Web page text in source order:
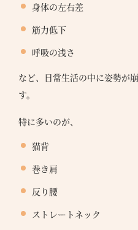
身体の左右差
筋力低下
呼吸の浅さ
など、日常生活の中に姿勢が
す。
特に多いのが、
猫背
巻き肩
反り腰
ストレートネック